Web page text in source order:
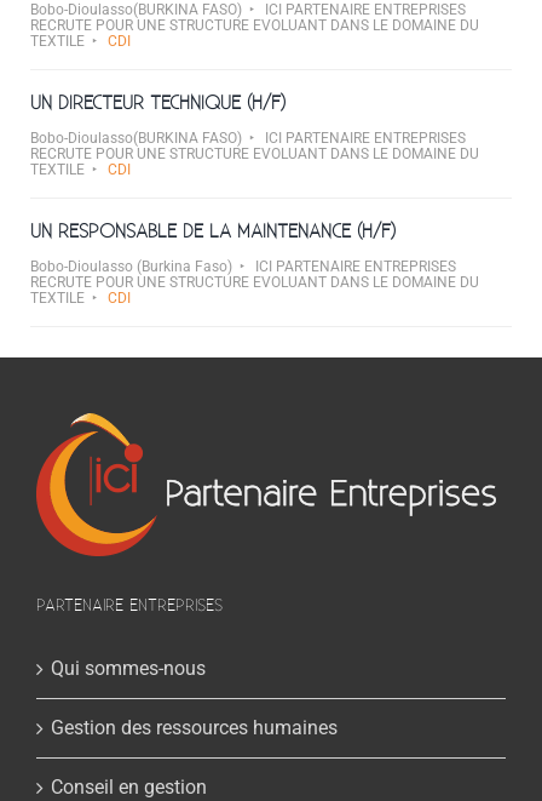
Bobo-Dioulasso(BURKINA FASO)
ICI PARTENAIRE ENTREPRISES
RECRUTE POUR UNE STRUCTURE EVOLUANT DANS LE DOMAINE DU
TEXTILE
CDI
UN DIRECTEUR TECHNIQUE (H/F)
Bobo-Dioulasso(BURKINA FASO)
ICI PARTENAIRE ENTREPRISES
RECRUTE POUR UNE STRUCTURE EVOLUANT DANS LE DOMAINE DU
TEXTILE
CDI
UN RESPONSABLE DE LA MAINTENANCE (H/F)
Bobo-Dioulasso (Burkina Faso)
ICI PARTENAIRE ENTREPRISES
RECRUTE POUR UNE STRUCTURE EVOLUANT DANS LE DOMAINE DU
TEXTILE
CDI
PARTENAIRE ENTREPRISES
Qui sommes-nous
Gestion des ressources humaines
Conseil en gestion